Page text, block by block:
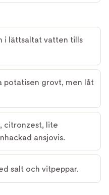
i lättsaltat vatten tills
potatisen grovt, men låt
citronzest, lite
ansjovis.
salt och vitpeppar.